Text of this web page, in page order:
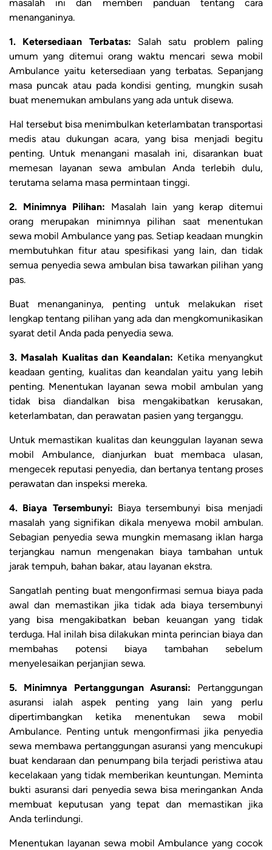
masalah ini dan memberi panduan tentang cara
menanganinya.
1. Ketersediaan Terbatas: Salah satu problem paling
umum yang ditemui orang waktu mencari sewa mobil
Ambulance yaitu ketersediaan yang terbatas. Sepanjang
masa puncak atau pada kondisi genting, mungkin susah
buat menemukan ambulans yang ada untuk disewa.
Hal tersebut bisa menimbulkan keterlambatan transportasi
medis atau dukungan acara, yang bisa menjadi begitu
penting. Untuk menangani masalah ini, disarankan buat
memesan layanan sewa ambulan Anda terlebih dulu,
terutama selama masa permintaan tinggi.
2. Minimnya Pilihan: Masalah lain yang kerap ditemui
orang merupakan minimnya pilihan saat menentukan
sewa mobil Ambulance yang pas. Setiap keadaan mungkin
membutuhkan fitur atau spesifikasi yang lain, dan tidak
semua penyedia sewa ambulan bisa tawarkan pilihan yang
pas.
Buat menanganinya, penting untuk melakukan riset
lengkap tentang pilihan yang ada dan mengkomunikasikan
syarat detil Anda pada penyedia sewa.
3. Masalah Kualitas dan Keandalan: Ketika menyangkut
keadaan genting, kualitas dan keandalan yaitu yang lebih
penting. Menentukan layanan sewa mobil ambulan yang
tidak bisa diandalkan bisa mengakibatkan kerusakan,
keterlambatan, dan perawatan pasien yang terganggu.
Untuk memastikan kualitas dan keunggulan layanan sewa
mobil Ambulance, dianjurkan buat membaca ulasan,
mengecek reputasi penyedia, dan bertanya tentang proses
perawatan dan inspeksi mereka.
4. Biaya Tersembunyi: Biaya tersembunyi bisa menjadi
masalah yang signifikan dikala menyewa mobil ambulan.
Sebagian penyedia sewa mungkin memasang iklan harga
terjangkau namun mengenakan biaya tambahan untuk
jarak tempuh, bahan bakar, atau layanan ekstra.
Sangatlah penting buat mengonfirmasi semua biaya pada
awal dan memastikan jika tidak ada biaya tersembunyi
yang bisa mengakibatkan beban keuangan yang tidak
terduga. Hal inilah bisa dilakukan minta perincian biaya dan
membahas potensi biaya tambahan sebelum
menyelesaikan perjanjian sewa.
5. Minimnya Pertanggungan Asuransi: Pertanggungan
asuransi ialah aspek penting yang lain yang perlu
dipertimbangkan ketika menentukan sewa mobil
Ambulance. Penting untuk mengonfirmasi jika penyedia
sewa membawa pertanggungan asuransi yang mencukupi
buat kendaraan dan penumpang bila terjadi peristiwa atau
kecelakaan yang tidak memberikan keuntungan. Meminta
bukti asuransi dari penyedia sewa bisa meringankan Anda
membuat keputusan yang tepat dan memastikan jika
Anda terlindungi.
Menentukan layanan sewa mobil Ambulance yang cocok